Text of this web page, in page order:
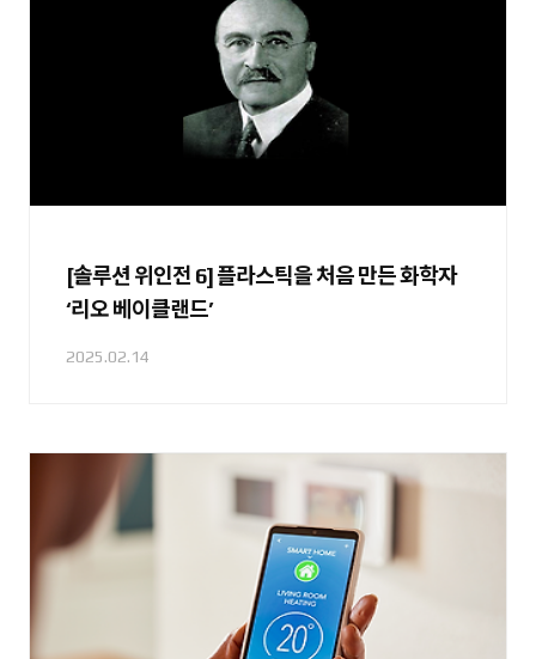
[솔루션 위인전 6] 플라스틱을 처음 만든 화학자
‘리오 베이클랜드’
2025.02.14